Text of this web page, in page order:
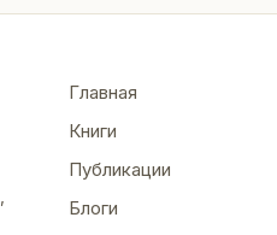
Главная
Книги
Публикации
Блоги